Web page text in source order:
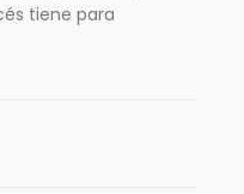
tiene para